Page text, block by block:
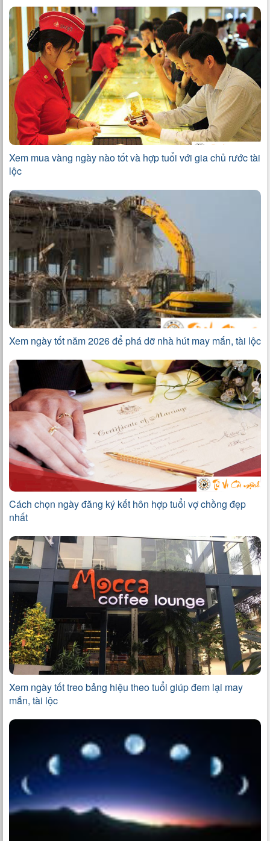
Xem mua vàng ngày nào tốt và hợp tuổi với gia chủ rước tài
lộc
Xem ngày tốt năm 2026 để phá dỡ nhà hút may mắn, tài lộc
Cách chọn ngày đăng ký kết hôn hợp tuổi vợ chồng đẹp
nhất
Xem ngày tốt treo bảng hiệu theo tuổi giúp đem lại may
mắn, tài lộc